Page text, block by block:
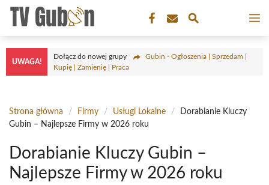
Przejdź
treści
UWAGA!
Dołącz do nowej grupy
Gubin - Ogłoszenia | Sprzedam |
Kupię | Zamienię | Praca
Strona główna / Firmy / Usługi Lokalne /
Dorabianie Kluczy
Gubin – Najlepsze Firmy w 2026 roku
Dorabianie Kluczy Gubin –
Najlepsze Firmy w 2026 roku